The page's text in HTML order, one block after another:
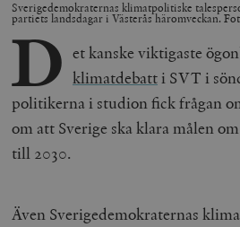
Sverigedemokraternas klimatpolitiske
partiets landsdagar i Västerås häromveckan.
D et kanske viktigaste
klimatdebatti SVT i
politikerna i studion fick frågan
om att Sverige ska klara målen
till 2030.
Även Sverigedemokraternas